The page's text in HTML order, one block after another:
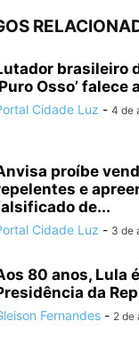
brasileiro
Osso’ falece
Cidade Luz - 4 de
proíbe
e
de...
Cidade Luz - 3 de
80 anos, Lula
da
Fernandes - 2 de